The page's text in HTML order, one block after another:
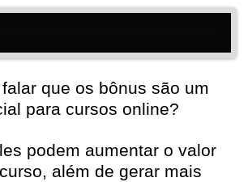
que os bônus são um
para cursos online?
podem aumentar o valor
além de gerar mais